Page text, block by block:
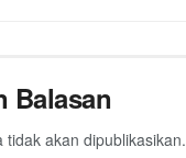
Balasan
tidak akan dipublikasikan.